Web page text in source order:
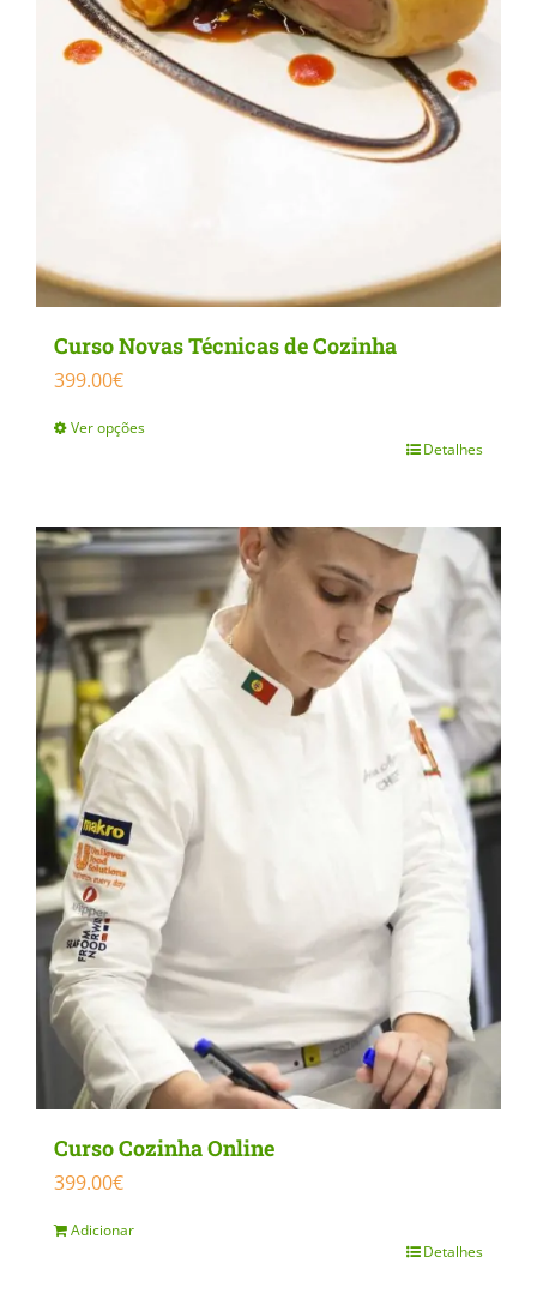
Curso Novas Técnicas de Cozinha
399.00€
Ver opções
has
multiple
variants.
The
options
may
be
chosen
on
the
product
page
Detalhes
Curso Cozinha Online
399.00€
Adicionar
Detalhes